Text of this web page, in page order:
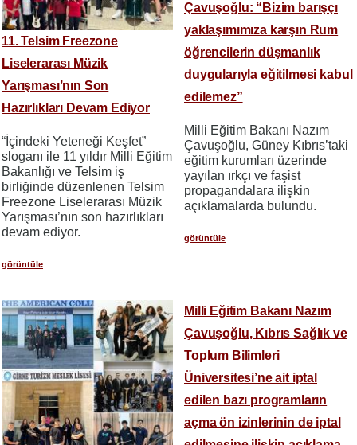
11. Telsim Freezone
Liselerarası Müzik
Yarışması’nın Son
Hazırlıkları Devam Ediyor
“İçindeki Yeteneği Keşfet”
sloganı ile 11 yıldır Milli Eğitim
Bakanlığı ve Telsim iş
birliğinde düzenlenen Telsim
Freezone Liselerarası Müzik
Yarışması’nın son hazırlıkları
devam ediyor.
görüntüle
Çavuşoğlu: “Bizim barışçı
yaklaşımımıza karşın Rum
öğrencilerin düşmanlık
duygularıyla eğitilmesi kabul
edilemez”
Milli Eğitim Bakanı Nazım
Çavuşoğlu, Güney Kıbrıs’taki
eğitim kurumları üzerinde
yayılan ırkçı ve faşist
propagandalara ilişkin
açıklamalarda bulundu.
görüntüle
Milli Eğitim Bakanı Nazım
Çavuşoğlu, Kıbrıs Sağlık ve
Toplum Bilimleri
Üniversitesi’ne ait iptal
edilen bazı programların
açma ön izinlerinin de iptal